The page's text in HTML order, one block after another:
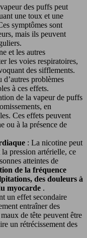
des puffs peut
une toux et une
symptômes sont
mais ils peuvent
et les autres
les voies respiratoires,
des sifflements.
d’autres problèmes
à ces effets.
de la vapeur de puffs
en
Ces effets peuvent
ou à la présence de
: La nicotine peut
pression artérielle, ce
atteintes de
de la fréquence
des douleurs à
myocarde .
un effet secondaire
entraîner des
de tête peuvent être
un rétrécissement des